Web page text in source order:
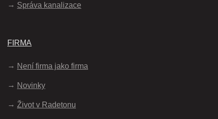
Správa kanalizace
FIRMA
Není firma jako firma
Novinky
Život v Radetonu